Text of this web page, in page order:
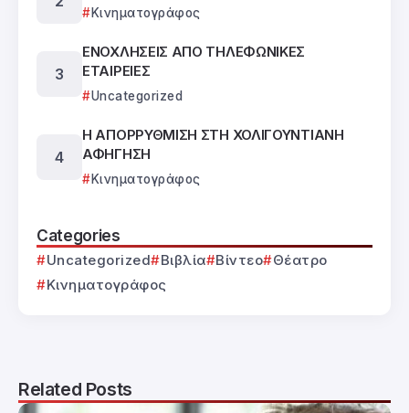
Κινηματογράφος
ΕΝΟΧΛΗΣΕΙΣ ΑΠΟ ΤΗΛΕΦΩΝΙΚΕΣ
ΕΤΑΙΡΕΙΕΣ
Uncategorized
Η ΑΠΟΡΡΥΘΜΙΣΗ ΣΤΗ ΧΟΛΙΓΟΥΝΤΙΑΝΗ
ΑΦΗΓΗΣΗ
Κινηματογράφος
Categories
Uncategorized Βιβλία Βίντεο
Θέατρο
Κινηματογράφος
Related Posts